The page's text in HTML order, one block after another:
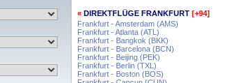
« DIREKTFLÜGE FRANKFURT [+94]
Frankfurt - Amsterdam (AMS)
Frankfurt - Atlanta (ATL)
Frankfurt - Bangkok (BKK)
Frankfurt - Barcelona (BCN)
Frankfurt - Beijing (PEK)
Frankfurt - Berlin (TXL)
Frankfurt - Boston (BOS)